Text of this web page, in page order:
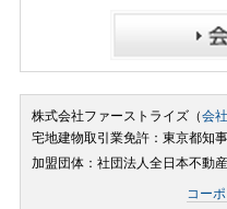
株式会社ファーストライズ（会
宅地建物取引業免許：東京都知
加盟団体：社団法人全日本不動
コー